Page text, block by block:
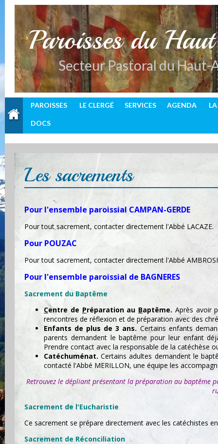
Paroisses du
Secteur Pastoral du Haut-
PAROISSES LE CLERGÉ SERVICES AGENDA
DOCS
Les sacrements
Pour l'ensemble paroissial CAMPAN-GERDE
Pour tout sacrement, contacter directement l'Abbé LACAZE.
Pour POUZAC
Pour tout sacrement, contacter directement l'Abbé
Pour l'ensemble paroissial de BAGNERES
Sacrement du Baptême
Centre de Préparation au Baptême. Après avoir
rencontres de réflexion et de préparation avec des
Enfants de plus de 3 ans. Certains enfants
parents demandent le baptême pour leur enfant
Prendre contact avec la responsable de la catéchèse
Catéchuménat. Certains adultes demandent le
contacté l'Abbé MERILLON, une équipe les
Retrouvez le dépliant présentant la préparation au baptême
Sacrement de l'Eucharistie
Ce sacrement se prépare directement avec les catéchistes
Sacrement de Réconciliation